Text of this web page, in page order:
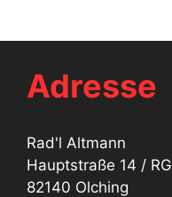
Adresse
Rad'l Altmann
Hauptstraße 14 / RG
82140 Olching